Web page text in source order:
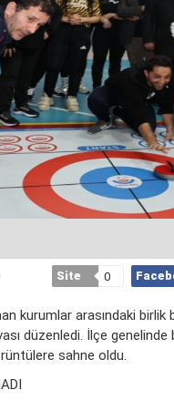
Site 0
kurumlar arasındaki birlik
düzenledi. İlçe genelinde
sahne oldu.